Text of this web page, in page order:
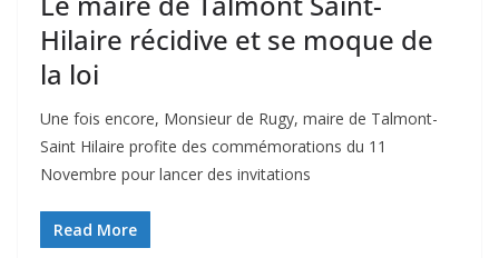
Hilaire récidive et se moque de
la loi
Une fois encore, Monsieur de Rugy, maire de Talmont-
Saint Hilaire profite des commémorations du 11
Novembre pour lancer des invitations
Read More